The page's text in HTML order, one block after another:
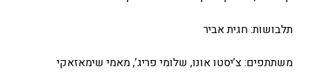
תלבושות: חגית אביר
משתתפים: צ’יסטו אונו, שלומי פריג’, מאמי שימאזאקי